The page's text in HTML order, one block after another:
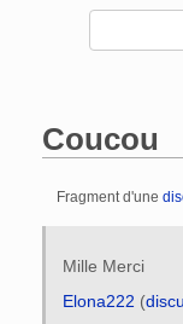
Coucou
Fragment d'une
Mille Merci
Elona222 (